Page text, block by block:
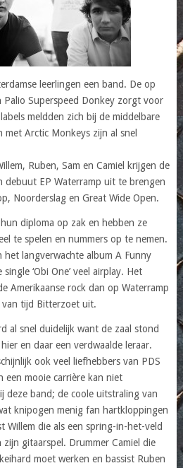
leerlingen een band. De op
Palio Superspeed Donkey zorgt voor
meldden zich bij de middelbare
met Arctic Monkeys zijn al snel
Ruben, Sam en Camiel krijgen de
debuut EP Waterramp uit te brengen
Noorderslag en Great Wide Open.
diploma op zak en hebben ze
te spelen en nummers op te nemen.
het langverwachte album A Funny
‘Obi One’ veel airplay. Het
Amerikaanse rock dan op Waterramp
van tijd Bitterzoet uit.
al snel duidelijk want de zaal stond
en daar een verdwaalde leraar.
ook veel liefhebbers van PDS
mooie carrière kan niet
deze band; de coole uitstraling van
knipogen menig fan hartkloppingen
Willem die als een spring-in-het-veld
zijn gitaarspel. Drummer Camiel die
moet werken en bassist Ruben